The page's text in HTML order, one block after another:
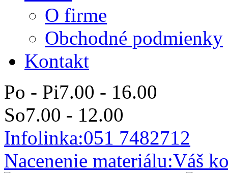
O firme
Obchodné podmienky
Kontakt
Po - Pi7.00 - 16.00
So7.00 - 12.00
Infolinka:051 7482712
Nacenenie materiálu:Váš